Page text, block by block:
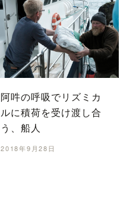
阿吽の呼吸でリズミカ
ルに積荷を受け渡し合
う、船人
2018年9月28日